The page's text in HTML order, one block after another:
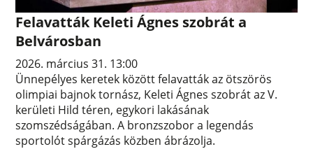
Felavatták Keleti Ágnes szobrát a
Belvárosban
2026. március 31. 13:00
Ünnepélyes keretek között felavatták az ötszörös
olimpiai bajnok tornász, Keleti Ágnes szobrát az V.
kerületi Hild téren, egykori lakásának
szomszédságában. A bronzszobor a legendás
sportolót spárgázás közben ábrázolja.